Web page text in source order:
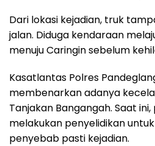
Dari lokasi kejadian, truk
jalan. Diduga kendaraan
menuju Caringin sebelum
Kasatlantas Polres
membenarkan adanya
Tanjakan Bangangah. Saat
melakukan penyelidikan
penyebab pasti kejadian.